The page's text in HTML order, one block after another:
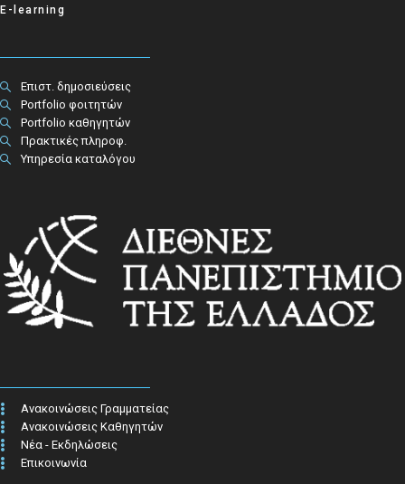
E-learning
Επιστ. δημοσιεύσεις
Portfolio φοιτητών
Portfolio καθηγητών
Πρακτικές πληροφ.​
Υπηρεσία καταλόγου
Ανακοινώσεις Γραμματείας
Ανακοινώσεις Καθηγητών
Νέα - Εκδηλώσεις
Επικοινωνία